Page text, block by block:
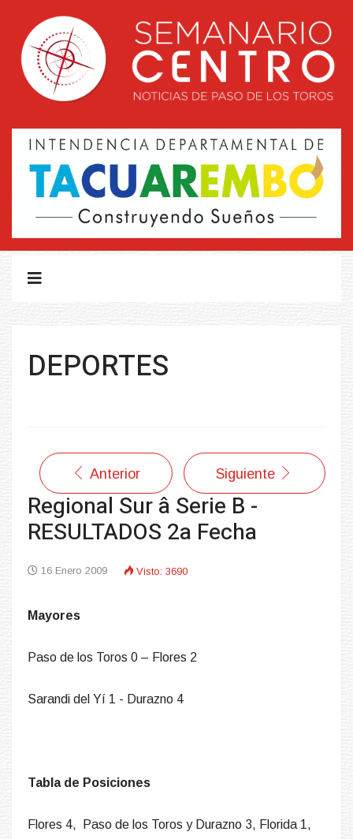
DEPORTES
Anterior Siguiente
Regional Sur â Serie B -
RESULTADOS 2a Fecha
16 Enero 2009 Visto: 3690
Mayores
Paso de los Toros 0 – Flores 2
Sarandi del Yí 1 - Durazno 4
Tabla de Posiciones
Flores 4, Paso de los Toros y Durazno 3, Florida 1,